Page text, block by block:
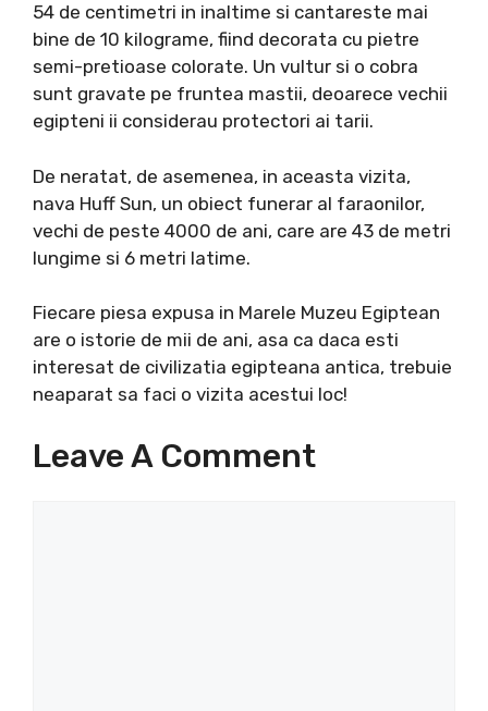
54 de centimetri in inaltime si cantareste mai
bine de 10 kilograme, fiind decorata cu pietre
semi-pretioase colorate. Un vultur si o cobra
sunt gravate pe fruntea mastii, deoarece vechii
egipteni ii considerau protectori ai tarii.
De neratat, de asemenea, in aceasta vizita,
nava Huff Sun, un obiect funerar al faraonilor,
vechi de peste 4000 de ani, care are 43 de metri
lungime si 6 metri latime.
Fiecare piesa expusa in Marele Muzeu Egiptean
are o istorie de mii de ani, asa ca daca esti
interesat de civilizatia egipteana antica, trebuie
neaparat sa faci o vizita acestui loc!
Leave A Comment